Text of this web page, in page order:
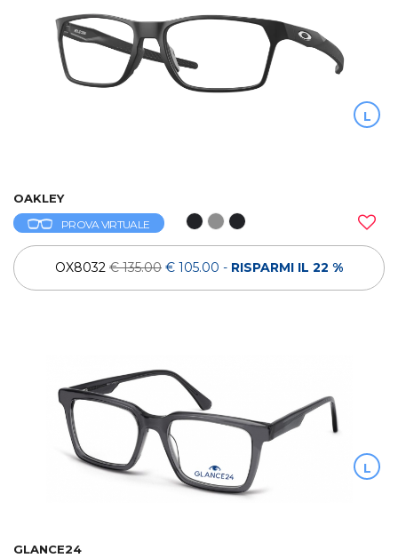
L
OAKLEY
PROVA VIRTUALE
OX8032 € 135.00 € 105.00 - RISPARMI IL 22 %
L
GLANCE24